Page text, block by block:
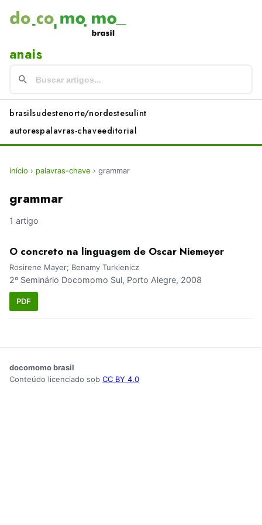
anais
brasilsudestenorte/nordestesulint
autorespalavras-chaveeditorial
início › palavras-chave › grammar
grammar
1 artigo
O concreto na linguagem de Oscar Niemeyer
Rosirene Mayer; Benamy Turkienicz
2º Seminário Docomomo Sul, Porto Alegre, 2008
PDF
docomomo brasil
Conteúdo licenciado sob CC BY 4.0